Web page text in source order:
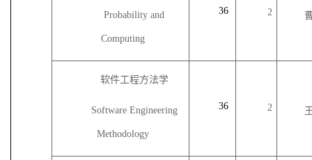
Probability and
Computing
36 2
软件工程方法学
Software Engineering
Methodology
36 2